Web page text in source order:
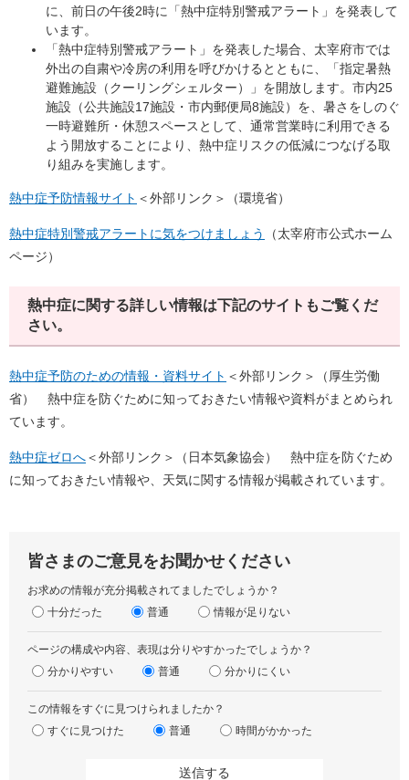
に、前日の午後2時に「熱中症特別警戒アラート」を発表して
います。
「熱中症特別警戒アラート」を発表した場合、太宰府市では
外出の自粛や冷房の利用を呼びかけるとともに、「指定暑熱
避難施設（クーリングシェルター）」を開放します。市内25
施設（公共施設17施設・市内郵便局8施設）を、暑さをしのぐ
一時避難所・休憩スペースとして、通常営業時に利用できる
よう開放することにより、熱中症リスクの低減につなげる取
り組みを実施します。
熱中症予防情報サイト ＜外部リンク＞ （環境省）
熱中症特別警戒アラートに気をつけましょう
（太宰府市公式ホーム
ページ）
熱中症に関する詳しい情報は下記のサイトもご覧くだ
さい。
熱中症予防のための情報・資料サイト ＜外部リンク＞
（厚生労働
省） 熱中症を防ぐために知っておきたい情報や資料がまとめられ
ています。
熱中症ゼロへ＜外部リンク＞
（日本気象協会） 熱中症を防ぐため
に知っておきたい情報や、天気に関する情報が掲載されています。
皆さまのご意見をお聞かせください
お求めの情報が充分掲載されてましたでしょうか？
十分だった
普通 情報が足りない
ページの構成や内容、表現は分りやすかったでしょうか？
分かりやすい
普通 分かりにくい
この情報をすぐに見つけられましたか？
すぐに見つけた
普通 時間がかかった